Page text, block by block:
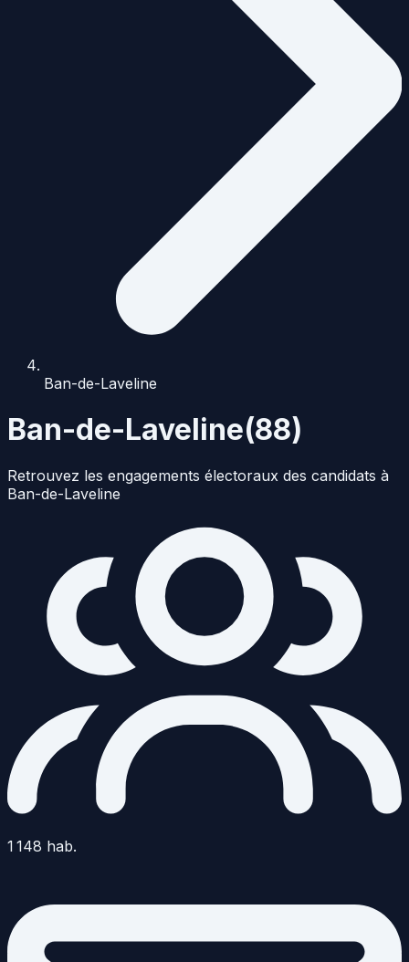
Ban-de-Laveline
Ban-de-Laveline(88)
Retrouvez les engagements électoraux des candidats à
Ban-de-Laveline
1 148 hab.